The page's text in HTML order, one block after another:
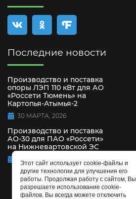
Последние новости
Производство и поставка
опоры ЛЭП 110 кВт для АО
«Россети Тюмень» на
Картопья-Атымья-2
30 МАРТА, 2026
Производство и поставка
АО-30 для ПАО «Россети»
на Нижневартовской ЭС
15 СЕНТЯБРЯ, 2025
Этот сайт использует cookie-файлы и
другие технологии для улучшения его
работы. Продолжая работу с сайтом, Вы
разрешаете использование cookie-
файлов. Вы всегда можете отключить